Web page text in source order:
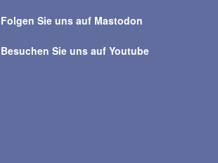
Folgen Sie uns auf Mastodon
Besuchen Sie uns auf Youtube